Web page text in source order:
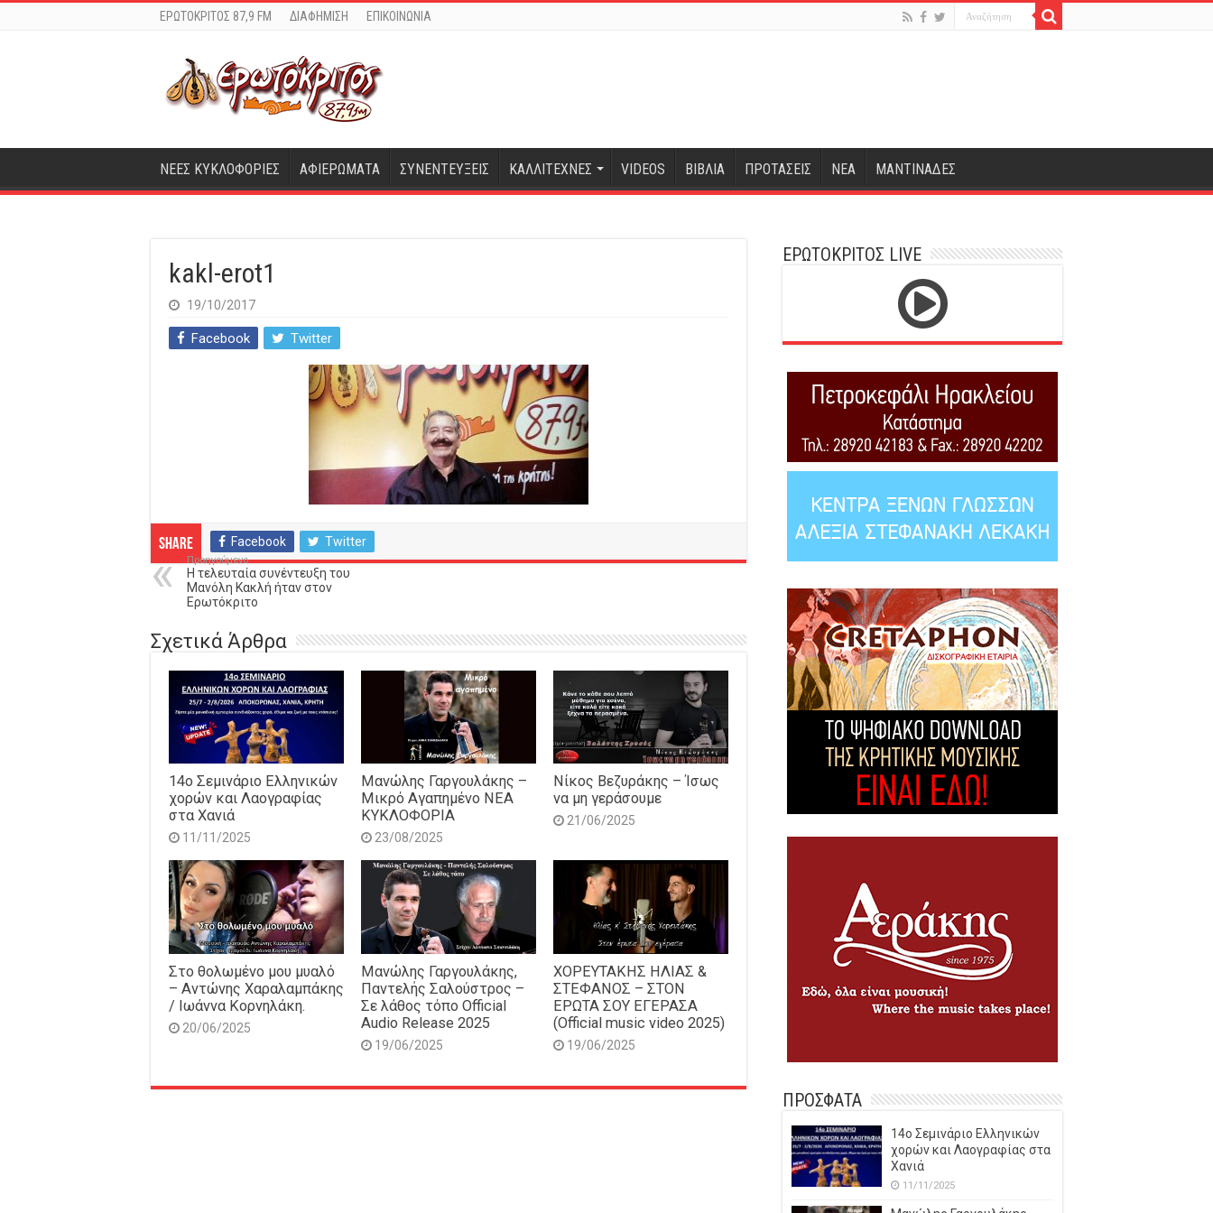
ΕΡΩΤΟΚΡΙΤΟΣ 87,9 FM ΔΙΑΦΗΜΙΣΗ ΕΠΙΚΟΙΝΩΝΙΑ
ΝΕΕΣ ΚΥΚΛΟΦΟΡΙΕΣ ΑΦΙΕΡΩΜΑΤΑ ΣΥΝΕΝΤΕΥΞΕΙΣ ΚΑΛΛΙΤΕΧΝΕΣ VIDEOS ΒΙΒΛΙΑ ΠΡΟΤΑΣΕΙΣ ΝΕΑ ΜΑΝΤΙΝΑΔΕΣ
kakl-erot1
19/10/2017
Facebook Twitter
Share Facebook Twitter
Προηγούμενο
H τελευταία συνέντευξη του
Μανόλη Κακλή ήταν στον
Ερωτόκριτο
Σχετικά Άρθρα
14o Σεμινάριο Ελληνικών
χορών και Λαογραφίας
στα Χανιά
11/11/2025
Μανώλης Γαργουλάκης –
Μικρό Αγαπημένο NEΑ
ΚΥΚΛΟΦΟΡΙΑ
23/08/2025
Νίκος Βεζυράκης – Ίσως
να μη γεράσουμε
21/06/2025
Στο θολωμένο μου μυαλό
– Αντώνης Χαραλαμπάκης
/ Ιωάννα Κορνηλάκη.
20/06/2025
Μανώλης Γαργουλάκης,
Παντελής Σαλούστρος –
Σε λάθος τόπο Official
Audio Release 2025
19/06/2025
ΧΟΡΕΥΤΑΚΗΣ ΗΛΙΑΣ &
ΣΤΕΦΑΝΟΣ – ΣΤΟΝ
ΕΡΩΤΑ ΣΟΥ ΕΓΕΡΑΣΑ
(Official music video 2025)
19/06/2025
ΕΡΩΤΟΚΡΙΤΟΣ LIVE
ΠΡΟΣΦΑΤΑ
14o Σεμινάριο Ελληνικών
χορών και Λαογραφίας στα
Χανιά
11/11/2025